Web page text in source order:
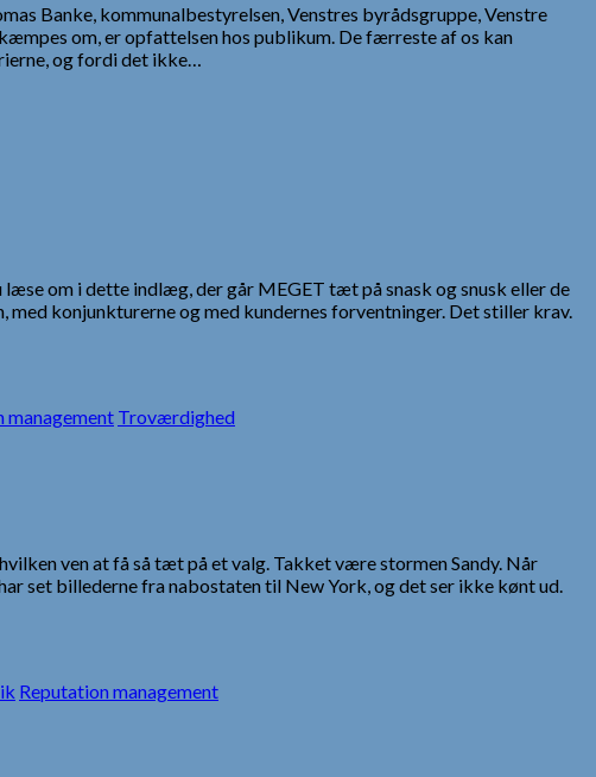
Banke, kommunalbestyrelsen, Venstres byrådsgruppe, Venstre
om, er opfattelsen hos publikum. De færreste af os kan
og fordi det ikke…
om i dette indlæg, der går MEGET tæt på snask og snusk eller de
konjunkturerne og med kundernes forventninger. Det stiller krav.
management Troværdighed
ven at få så tæt på et valg. Takket være stormen Sandy. Når
set billederne fra nabostaten til New York, og det ser ikke kønt ud.
Reputation management